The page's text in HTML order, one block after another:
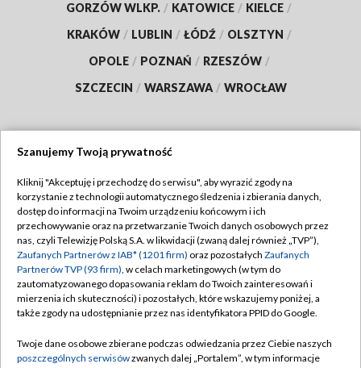
GORZÓW WLKP. / KATOWICE / KIELCE /
KRAKÓW / LUBLIN / ŁÓDŹ / OLSZTYN /
OPOLE / POZNAŃ / RZESZÓW /
SZCZECIN / WARSZAWA / WROCŁAW
TVP
Abonament TVP
Emisja w TVP
Centrum informacji TVP
Naziemna Telewizja Cyfrowa
Rada Programowa
Regulamin TVP
Polityka prywatności
Moje zgody
Pomoc
Kontakt
Szanujemy Twoją prywatność
Kliknij "Akceptuję i przechodzę do serwisu", aby wyrazić zgody na
korzystanie z technologii automatycznego śledzenia i zbierania danych,
dostęp do informacji na Twoim urządzeniu końcowym i ich
przechowywanie oraz na przetwarzanie Twoich danych osobowych przez
nas, czyli Telewizję Polską S.A. w likwidacji (zwaną dalej również „TVP”),
Zaufanych Partnerów z IAB* (1201 firm) oraz pozostałych Zaufanych
Partnerów TVP (93 firm), w celach marketingowych (w tym do
zautomatyzowanego dopasowania reklam do Twoich zainteresowań i
mierzenia ich skuteczności) i pozostałych, które wskazujemy poniżej, a
także zgody na udostępnianie przez nas identyfikatora PPID do Google.
Twoje dane osobowe zbierane podczas odwiedzania przez Ciebie naszych
poszczególnych serwisówzwanych dalej „Portalem”, w tym informacje